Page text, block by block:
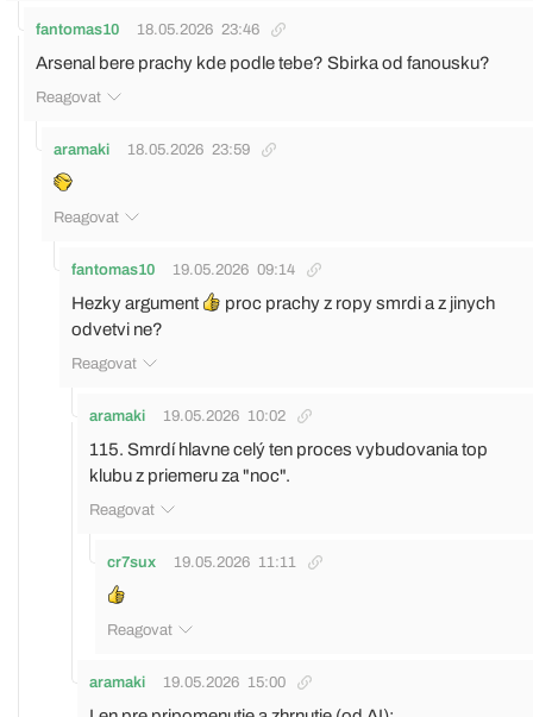
fantomas10 18.05.2026 23:46
Arsenal bere prachy kde podle tebe? Sbirka od fanousku?
Reagovat
aramaki 18.05.2026 23:59
Reagovat
fantomas10 19.05.2026 09:14
Hezky argument
proc prachy z ropy smrdi a z jinych
odvetvi ne?
Reagovat
aramaki 19.05.2026 10:02
115. Smrdí hlavne celý ten proces vybudovania top
klubu z priemeru za "noc".
Reagovat
cr7sux 19.05.2026 11:11
Reagovat
aramaki 19.05.2026 15:00